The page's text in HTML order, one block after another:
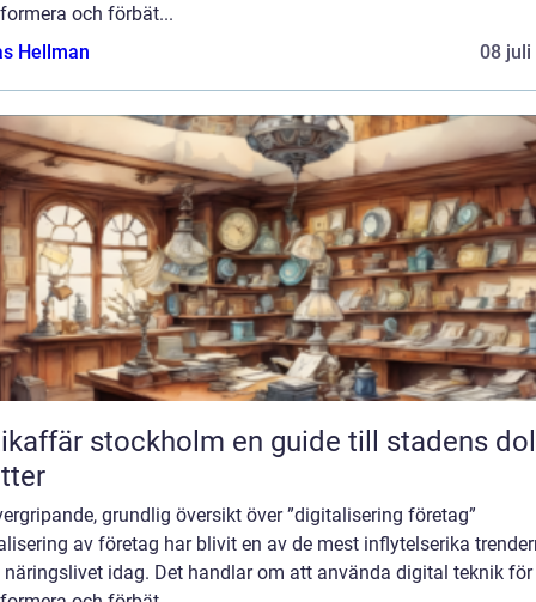
och förbät...
Hellman
08 juli
stockholm en guide till stadens dolda
grundlig översikt över ”digitalisering företag”
av företag har blivit en av de mest inflytelserika
idag. Det handlar om att använda digital teknik